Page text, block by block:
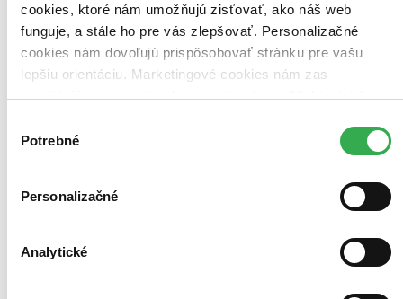
cookies, ktoré nám umožňujú zisťovať, ako náš web
funguje, a stále ho pre vás zlepšovať. Personalizačné
cookies nám dovoľujú prispôsobovať stránku pre vašu
lepšiu orientáciu. Marketingové cookies nám zas
umožňujú zobrazenie relevantnej reklamy. Niektoré údaje
keby sme mohli používať všetky tieto cookies. Ďakujeme!
súhlasu
Potrebné
Personalizačné
Analytické